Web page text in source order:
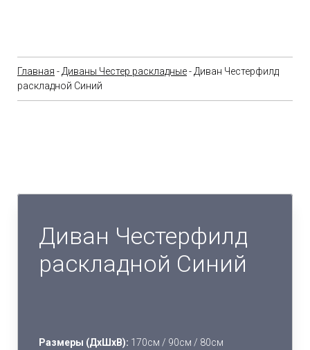
Главная -Диваны Честер раскладные- Диван Честерфилд
раскладной Синий
Диван Честерфилд
раскладной Синий
Размеры (ДхШхВ): 170см / 90см / 80см